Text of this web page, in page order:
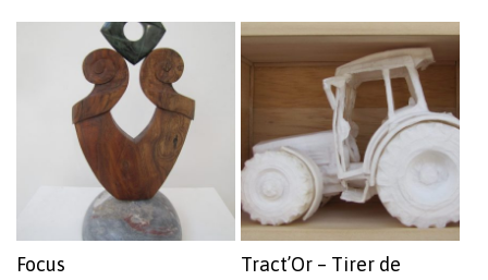
Focus
Tract’Or – Tirer de